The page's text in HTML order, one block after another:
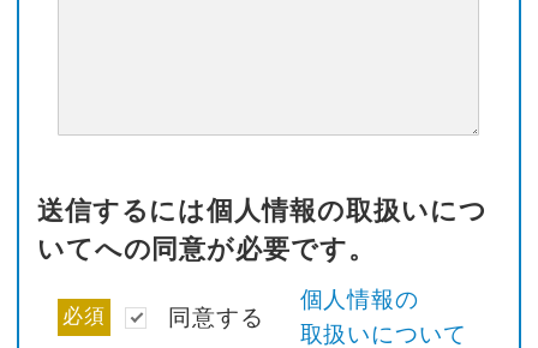
送信するには個人情報の取扱いにつ
いてへの同意が必要です。
必須 同意する
個人情報の
取扱いについて